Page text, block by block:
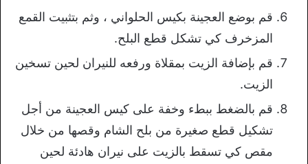
قم بوضع العجينة بكيس الحلواني ، وثم بتثبيت القمع
المزخرف كي تشكل قطع البلح.
قم بإضافة الزيت بمقلاة ورفعه للنيران لحين تسخين
الزيت.
قم بالضغط ببطء وخفة على كيس العجينة من أجل
تشكيل قطع صغيرة من بلح الشام وقصها من خلال
مقص كي تسقط بالزيت على نيران هادئة لحين